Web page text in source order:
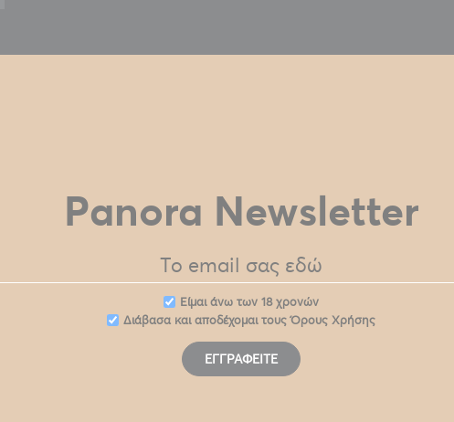
Panora Newsletter
Eίμαι άνω των 18 χρονών
Διάβασα και αποδέχομαι τουςΌρους Χρήσης
ΕΓΓΡΑΦΕΊΤΕ